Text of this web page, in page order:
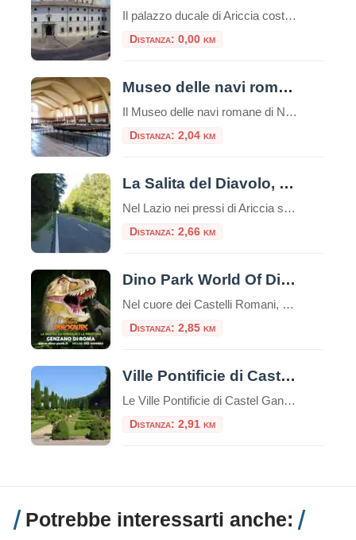
Il palazzo ducale di Ariccia costituisce un esempio unico di dimora barocca rimasta inalterata nel suo contesto ambientale e nel suo arredamento originario, a documentare il fasto di una delle più grandi casate papali italiane: i Chigi, già proprie
Distanza: 0,00 km
Museo delle navi romane di Nemi
Il Museo delle navi romane di Nemi è un luogo unico nel suo genere, che custodisce due preziose reliquie della storia romana: due scafi di navi dalle misure rispettivamente di m. 71,30 x 20 e m. 73 x 24. Risalenti una al I secolo d.C. e l’altra al II secolo d.C., entrambe ritrovate nel lago […]
Distanza: 2,04 km
La Salita del Diavolo, la strada antigravitazionale
Nel Lazio nei pressi di Ariccia sui Castelli Romani esiste una strada magica, la “Salita Stregata” o “Salita del Diavolo“: lungo una salita rettilinea, ogni cosa lasciata libera sul suolo, invece di scendere inizia a salire! La strada si trova precisamente al Km. 11,600 della Strada Statale 218, a pochi passi da Roma. Questo insolito […]
Distanza: 2,66 km
Dino Park World Of Dinosaurs
Nel cuore dei Castelli Romani, a pochi chilometri da Roma, si nasconde un’esperienza unica che permette di fare un salto indietro nel tempo di milioni di anni. Il Dino Park World Of Dinosaurs di Genzano di Roma è un parco tematico dedicato interamente ai giganti del passato, che offre un’avventura coinvolgente ed educativa per tutta […]
Distanza: 2,85 km
Ville Pontificie di Castel Gandolfo
Le Ville Pontificie di Castel Gandolfo sono un insieme di palazzi e giardini appartenenti al Vaticano; estese per circa 55 ettari, più della Città del Vaticano nel centro di Roma che è solo 44 ettari. È una delle più grandi aree extraterritoriali della Santa Sede in Italia. Comprende il Palazzo Papale e tre ville storiche: […]
Distanza: 2,91 km
Potrebbe interessarti anche: